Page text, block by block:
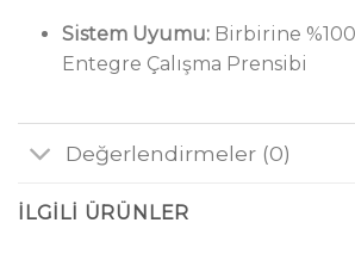
Sistem Uyumu:Birbirine
Entegre Çalışma Prensibi
Değerlendirmeler (0)
İLGILI ÜRÜNLER